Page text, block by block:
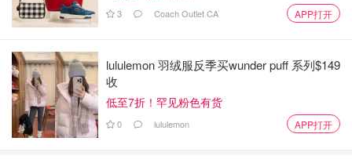
3 Coach Outlet CA APP打开
lululemon 羽绒服反季买wunder puff 系列$149
收
低至7折！罕见粉色有货
0 lululemon APP打开